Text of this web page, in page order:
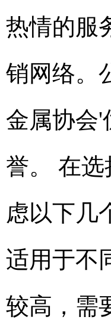
热情的服
销网络。
金属协会'
誉。 在
虑以下几
适用于不
较高，需